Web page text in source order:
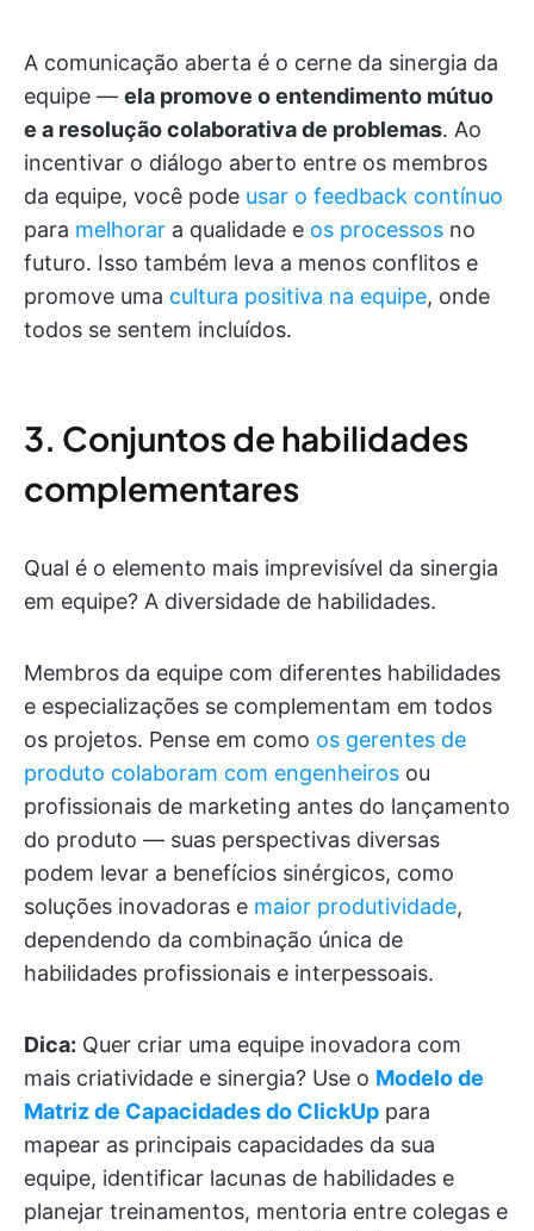
A comunicação aberta é o cerne da sinergia da
equipe — ela promove o entendimento mútuo
e a resolução colaborativa de problemas. Ao
incentivar o diálogo aberto entre os membros
da equipe, você pode usar o feedback contínuo
para melhorar a qualidade e os processos no
futuro. Isso também leva a menos conflitos e
promove uma cultura positiva na equipe, onde
todos se sentem incluídos.
3. Conjuntos de habilidades
complementares
Qual é o elemento mais imprevisível da sinergia
em equipe? A diversidade de habilidades.
Membros da equipe com diferentes habilidades
e especializações se complementam em todos
os projetos. Pense em como os gerentes de
produto colaboram com engenheiros ou
profissionais de marketing antes do lançamento
do produto — suas perspectivas diversas
podem levar a benefícios sinérgicos, como
soluções inovadoras e maior produtividade,
dependendo da combinação única de
habilidades profissionais e interpessoais.
Dica: Quer criar uma equipe inovadora com
mais criatividade e sinergia? Use o Modelo de
Matriz de Capacidades do ClickUp para
mapear as principais capacidades da sua
equipe, identificar lacunas de habilidades e
planejar treinamentos, mentoria entre colegas e